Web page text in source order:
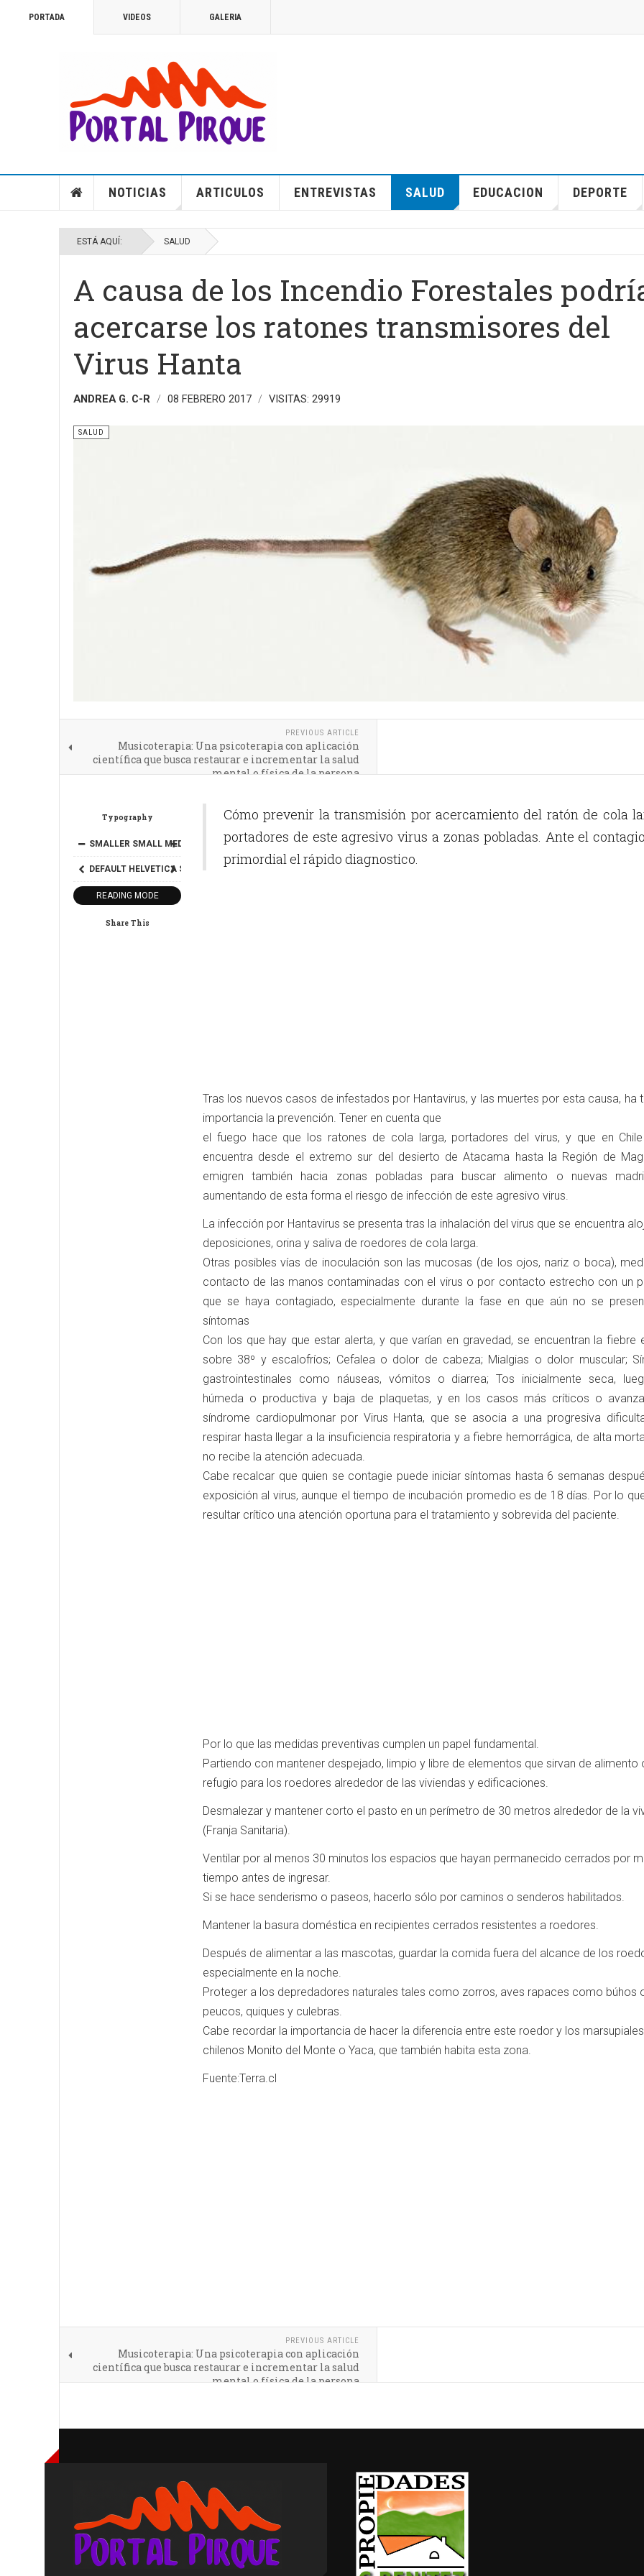
PORTADA VIDEOS GALERIA
NOTICIAS ARTICULOS ENTREVISTAS SALUD EDUCACION DEPORTE
ESTÁ AQUÍ: SALUD
A causa de los Incendio Forestales
acercarse los ratones transmisores del
Virus Hanta
ANDREA G. C-R 08 FEBRERO 2017 VISITAS: 29919
SALUD
PREVIOUS ARTICLE
Musicoterapia: Una psicoterapia con aplicación
científica que busca restaurar e incrementar la salud
mental o física de la persona
Typography
SMALLER SMALL MEDIUM BIGGER
DEFAULT HELVETICA SEGOE GEORGIA
READING MODE
Share This
Cómo prevenir la transmisión por acercamiento del ratón de cola
portadores de este agresivo virus a zonas pobladas. Ante el
primordial el rápido diagnostico.
Tras los nuevos casos de infestados por Hantavirus, y las muertes por esta causa, ha
importancia la prevención. Tener en cuenta que
el fuego hace que los ratones de cola larga, portadores del virus, y que en
encuentra desde el extremo sur del desierto de Atacama hasta la Región de
emigren también hacia zonas pobladas para buscar alimento o nuevas
aumentando de esta forma el riesgo de infección de este agresivo virus.
La infección por Hantavirus se presenta tras la inhalación del virus que se encuentra
deposiciones, orina y saliva de roedores de cola larga.
Otras posibles vías de inoculación son las mucosas (de los ojos, nariz o boca),
contacto de las manos contaminadas con el virus o por contacto estrecho con un
que se haya contagiado, especialmente durante la fase en que aún no se
síntomas
Con los que hay que estar alerta, y que varían en gravedad, se encuentran la fiebre
sobre 38º y escalofríos; Cefalea o dolor de cabeza; Mialgias o dolor muscular;
gastrointestinales como náuseas, vómitos o diarrea; Tos inicialmente seca,
húmeda o productiva y baja de plaquetas, y en los casos más críticos o
síndrome cardiopulmonar por Virus Hanta, que se asocia a una progresiva
respirar hasta llegar a la insuficiencia respiratoria y a fiebre hemorrágica, de alta
no recibe la atención adecuada.
Cabe recalcar que quien se contagie puede iniciar síntomas hasta 6 semanas
exposición al virus, aunque el tiempo de incubación promedio es de 18 días. Por lo
resultar crítico una atención oportuna para el tratamiento y sobrevida del paciente.
Por lo que las medidas preventivas cumplen un papel fundamental.
Partiendo con mantener despejado, limpio y libre de elementos que sirvan de alimento
refugio para los roedores alrededor de las viviendas y edificaciones.
Desmalezar y mantener corto el pasto en un perímetro de 30 metros alrededor de la
(Franja Sanitaria).
Ventilar por al menos 30 minutos los espacios que hayan permanecido cerrados por
tiempo antes de ingresar.
Si se hace senderismo o paseos, hacerlo sólo por caminos o senderos habilitados.
Mantener la basura doméstica en recipientes cerrados resistentes a roedores.
Después de alimentar a las mascotas, guardar la comida fuera del alcance de los
especialmente en la noche.
Proteger a los depredadores naturales tales como zorros, aves rapaces como búhos
peucos, quiques y culebras.
Cabe recordar la importancia de hacer la diferencia entre este roedor y los marsupiales
chilenos Monito del Monte o Yaca, que también habita esta zona.
Fuente:Terra.cl
PREVIOUS ARTICLE
Musicoterapia: Una psicoterapia con aplicación
científica que busca restaurar e incrementar la salud
mental o física de la persona